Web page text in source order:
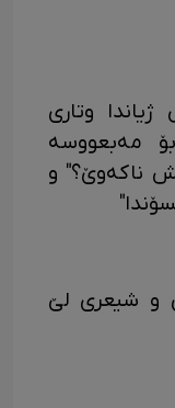
ژیاندا وتاری
مەبعووسە
ناکەوێ؟" و
و شیعری لێ